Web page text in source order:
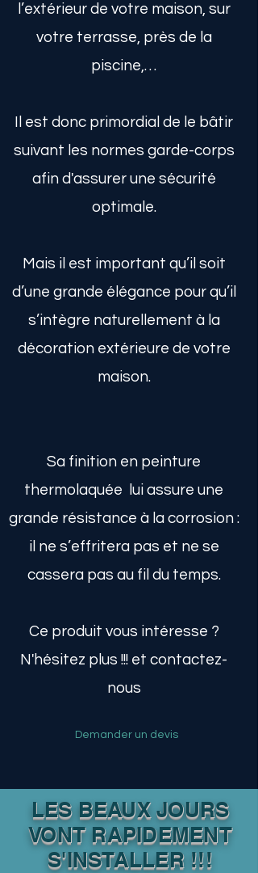
l’extérieur de votre maison, sur
votre terrasse, près de la
piscine,…
Il est donc primordial de le bâtir
suivant les normes garde-corps
afin d'assurer une sécurité
optimale.
Mais il est important qu’il soit
d’une grande élégance pour qu’il
s’intègre naturellement à la
décoration extérieure de votre
maison.
Sa finition en peinture
thermolaquée lui assure une
grande résistance à la corrosion :
il ne s’effritera pas et ne se
cassera pas au fil du temps.
Ce produit vous intéresse ?
N'hésitez plus !!! et contactez-
nous
Demander un devis
LES BEAUX JOURS
VONT RAPIDEMENT
S'INSTALLER !!!